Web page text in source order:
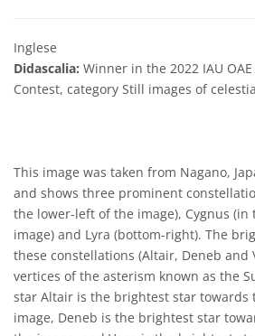
Inglese
Didascalia: Winner in the 2022 IAU
Contest, category Still images of
This image was taken from Nagano,
and shows three prominent
the lower-left of the image), Cygnus
image) and Lyra (bottom-right). The
these constellations (Altair, Deneb and
vertices of the asterism known as the
star Altair is the brightest star towards
image, Deneb is the brightest star